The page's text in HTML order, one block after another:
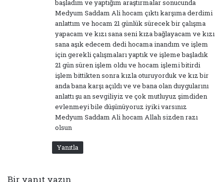
başladım ve yaptığım araştırmalar sonucunda
Medyum Saddam Ali hocam çıktı karşıma derdimi
anlattım ve hocam 21 günlük sürecek bir çalışma
yapacam ve kızı sana seni kıza bağlayacam ve kızı
sana aşık edecem dedi hocama inandım ve işlem
için gerekli çalışmaları yaptık ve işleme başladık
21 gün süren işlem oldu ve hocam işlemi bitirdi
işlem bittikten sonra kızla oturuyorduk ve kız bir
anda bana karşı açıldı ve ve bana olan duygularını
anlattı şu an sevgiliyiz ve çok mutluyuz şimdiden
evlenmeyi bile düşünüyoruz iyiki varsınız
Medyum Saddam Ali hocam Allah sizden razı
olsun
Yanıtla
Bir yanıt yazın